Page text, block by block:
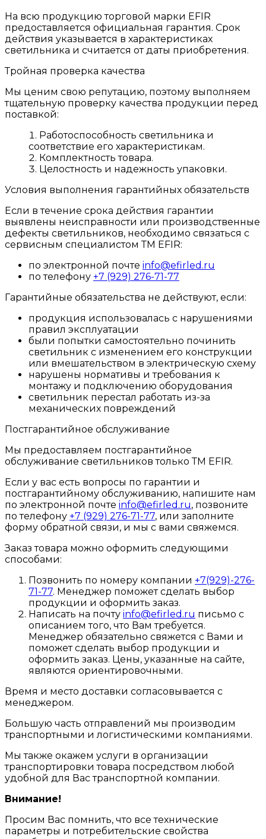
На всю продукцию торговой марки EFIR
предоставляется официальная гарантия. Срок
действия указывается в характеристиках
светильника и считается от даты приобретения.
Тройная проверка качества
Мы ценим свою репутацию, поэтому выполняем
тщательную проверку качества продукции перед
поставкой:
Работоспособность светильника и
соответствие его характеристикам.
Комплектность товара.
Целостность и надежность упаковки.
Условия выполнения гарантийных обязательств
Если в течение срока действия гарантии
выявлены неисправности или производственные
дефекты светильников, необходимо связаться с
сервисным специалистом ТМ EFIR:
по электронной почте info@efirled.ru
по телефону +7 (929) 276-71-77
Гарантийные обязательства не действуют, если:
продукция использовалась с нарушениями
правил эксплуатации
были попытки самостоятельно починить
светильник с изменением его конструкции
или вмешательством в электрическую схему
нарушены нормативы и требования к
монтажу и подключению оборудования
светильник перестал работать из-за
механических повреждений
Постгарантийное обслуживание
Мы предоставляем постгарантийное
обслуживание светильников только ТМ EFIR.
Если у вас есть вопросы по гарантии и
постгарантийному обслуживанию, напишите нам
по электронной почте info@efirled.ru, позвоните
по телефону +7 (929) 276-71-77, или заполните
форму обратной связи, и мы с вами свяжемся.
Заказ товара можно оформить следующими
способами:
Позвонить по номеру компании +7(929)-276-
71-77. Менеджер поможет сделать выбор
продукции и оформить заказ.
Написать на почту info@efirled.ru письмо с
описанием того, что Вам требуется.
Менеджер обязательно свяжется с Вами и
поможет сделать выбор продукции и
оформить заказ. Цены, указанные на сайте,
являются ориентировочными.
Время и место доставки согласовывается с
менеджером.
Большую часть отправлений мы производим
транспортными и логистическими компаниями.
Мы также окажем услуги в организации
транспортировки товара посредством любой
удобной для Вас транспортной компании.
Внимание!
Просим Вас помнить, что все технические
параметры и потребительские свойства